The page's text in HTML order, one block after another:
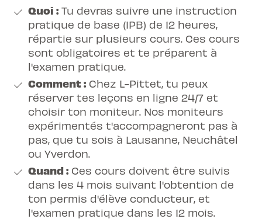
Quoi : Tu devras suivre une instruction
pratique de base (IPB) de 12 heures,
répartie sur plusieurs cours. Ces cours
sont obligatoires et te préparent à
l'examen pratique.
Comment : Chez L-Pittet, tu peux
réserver tes leçons en ligne 24/7 et
choisir ton moniteur. Nos moniteurs
expérimentés t'accompagneront pas à
pas, que tu sois à Lausanne, Neuchâtel
ou Yverdon.
Quand : Ces cours doivent être suivis
dans les 4 mois suivant l'obtention de
ton permis d'élève conducteur, et
l'examen pratique dans les 12 mois.